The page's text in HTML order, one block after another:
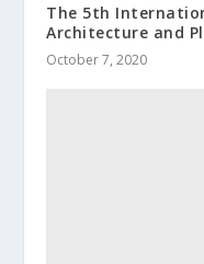
The 5th
Architecture and
October 7, 2020